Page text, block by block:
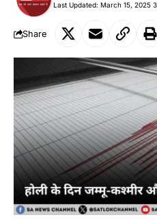
Last Updated: March 15, 2025
Share